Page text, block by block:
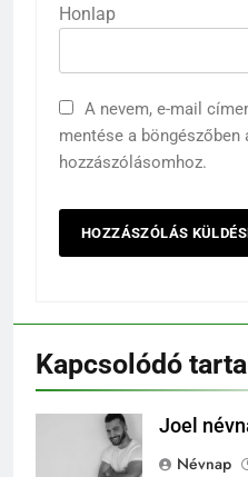
Honlap
A nevem, e-mail
mentése a böngészőben
hozzászólásomhoz.
Kapcsolódó
Joel
Névnap